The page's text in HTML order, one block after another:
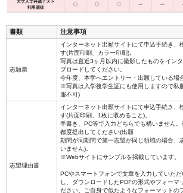
書類 注意事項
志願票
インターネット出願サイトにて申込手続き、
す(片面印刷、カラー印刷)。
写真は直近3ヶ月以内に撮影したものをイン
プロードしてください。
今年度、本学へエントリー・出願している場
※写真は入学後学生証にも使用しますので私
服不可)
志望理由書
インターネット出願サイトにて申込手続き、
す(片面印刷、1枚に収めること)。
手書き、PC等で入力どちらでも構いません。
都度提出してください(出願
期間が同期間で第一志望が同じ領域の場合、
いません)。
※Webサイトにサンプルを掲載しています。
PCやスマートフォンで文章を入力していた
し、ダウンロードしたPDFの形式やフォーマ
ださい。ご自身で似たようなフォーマットの